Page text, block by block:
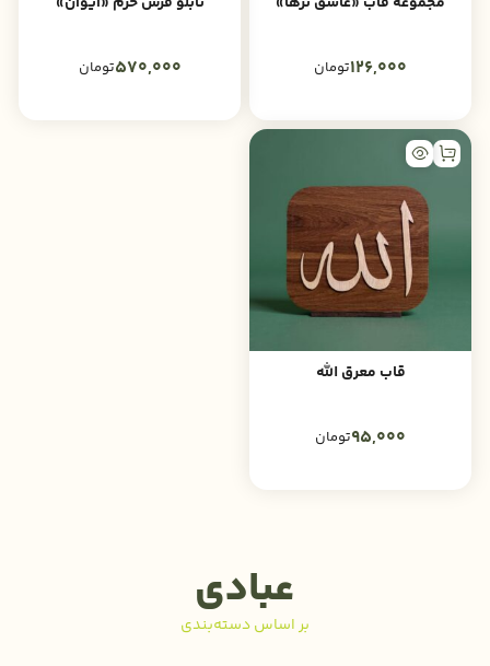
126,000تومان 570,000تومان
قاب معرق الله
95,000تومان
عبادی
بر اساس دسته‌بندی